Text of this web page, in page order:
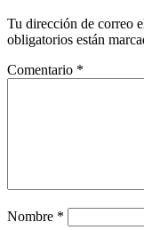
Tu dirección de correo
obligatorios están
Comentario *
Nombre *